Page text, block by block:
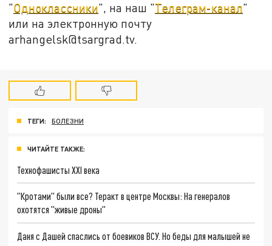
"Одноклассники", на наш "Телеграм-канал"
или на электронную почту
arhangelsk@tsargrad.tv.
ТЕГИ: БОЛЕЗНИ
ЧИТАЙТЕ ТАКЖЕ:
Технофашисты XXI века
"Кротами" были все? Теракт в центре Москвы: На генералов
охотятся "живые дроны"
Даня с Дашей спаслись от боевиков ВСУ. Но беды для малышей не